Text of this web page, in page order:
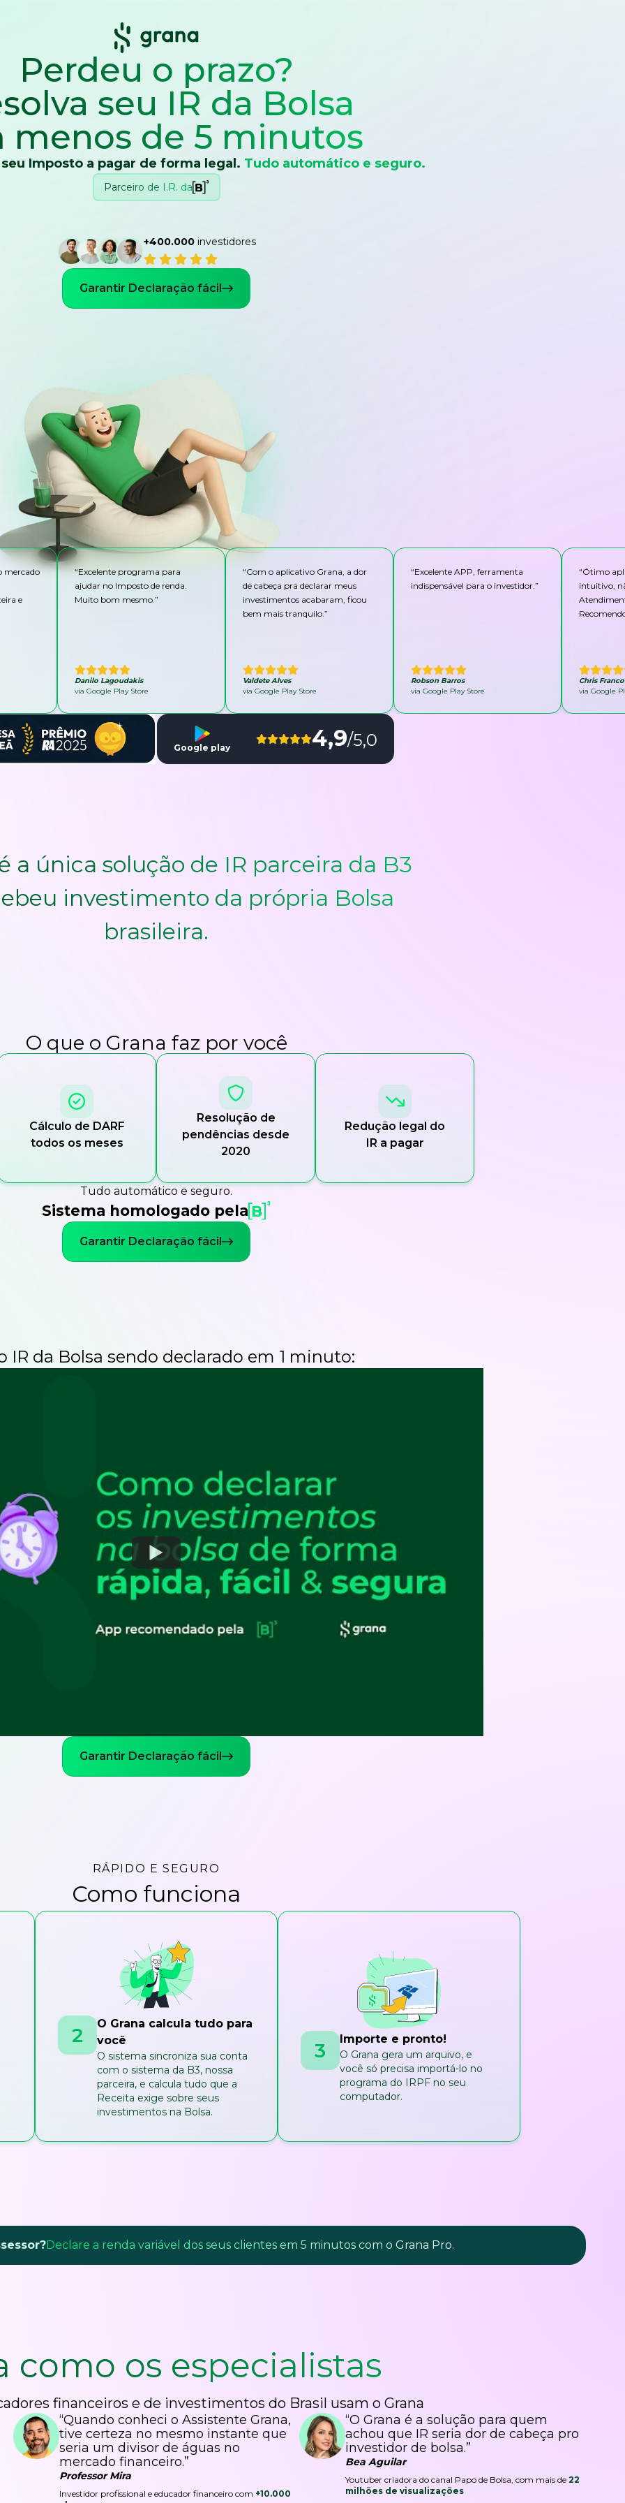
Perdeu o prazo?
seu IR da Bolsa
menos de 5 minutos
Imposto a pagar de forma legal. Tudo automático e seguro.
Parceiro de I.R. da
+400.000investidores
Garantir Declaração fácil
mercado
e
“Excelente programa para
ajudar no Imposto de renda.
Muito bom mesmo.”
Danilo Lagoudakis
via Google Play Store
“Com o aplicativo Grana, a dor
de cabeça pra declarar meus
investimentos acabaram, ficou
bem mais tranquilo.”
Valdete Alves
via Google Play Store
“Excelente APP, ferramenta
indispensável para o investidor.”
Robson Barros
via Google Play Store
“Ótimo
intuitivo,
Chris Franco
via Google
Google play 4,9/5,0
a única solução de IR parceira da B3
investimento da própria Bolsa
brasileira.
O que o Grana faz por você
Cálculo de DARF
todos os meses
Resolução de
pendências desde
2020
Redução legal do
IR a pagar
Tudo automático e seguro.
Sistema homologado pela
Garantir Declaração fácil
IR da Bolsa sendo declarado em 1 minuto:
Watch
Garantir Declaração fácil
RÁPIDO E SEGURO
Como funciona
2
O Grana calcula tudo para
você
O sistema sincroniza sua conta
com o sistema da B3, nossa
parceira, e calcula tudo que a
Receita exige sobre seus
investimentos na Bolsa.
3 Importe e pronto!
O Grana gera um arquivo, e
você só precisa importá-lo no
programa do IRPF no seu
computador.
Declare a renda variável dos seus clientes em 5 minutos com o Grana Pro.
como os especialistas
financeiros e de investimentos do Brasil usam o Grana
“Quando conheci o Assistente Grana,
tive certeza no mesmo instante que
seria um divisor de águas no
mercado financeiro.”
Professor Mira
Investidor profissional e educador financeiro com +10.000
“O Grana é a solução para quem
achou que IR seria dor de cabeça pro
investidor de bolsa.”
Bea Aguilar
Youtuber criadora do canal Papo de Bolsa, com mais de 22
milhões de visualizações